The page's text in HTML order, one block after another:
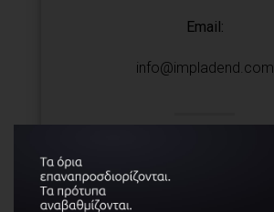
Email:
info@impladend.com